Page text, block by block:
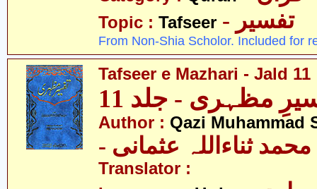
Topic : Tafseer - تفسیر
From Non-Shia Scholor. Included for
Tafseer e Mazhari - Jald 11
مظہری - جلد 11
Author : Qazi Muhammad
ثناءاللہ عثمانی
Translator :